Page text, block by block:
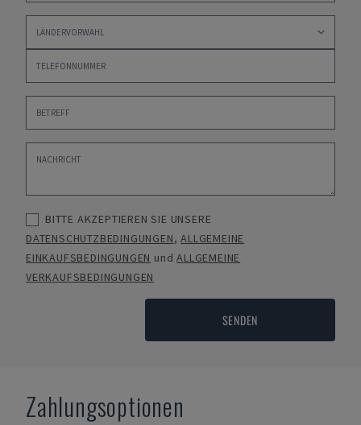
BITTE AKZEPTIEREN SIE UNSERE
DATENSCHUTZBEDINGUNGEN,ALLGEMEINE
EINKAUFSBEDINGUNGEN undALLGEMEINE
VERKAUFSBEDINGUNGEN
SENDEN
Zahlungsoptionen